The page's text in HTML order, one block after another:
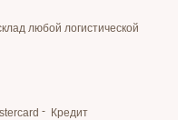
любой логистической
Кредит